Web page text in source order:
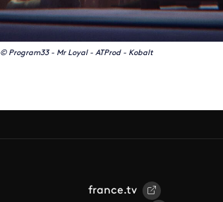
© Program33 - Mr Loyal - ATProd - Kobalt
france.tv